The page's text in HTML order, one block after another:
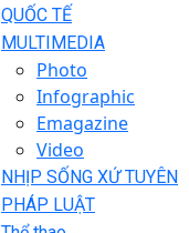
QUỐC TẾ
MULTIMEDIA
Photo
Infographic
Emagazine
Video
NHỊP SỐNG XỨ TUYÊN
PHÁP LUẬT